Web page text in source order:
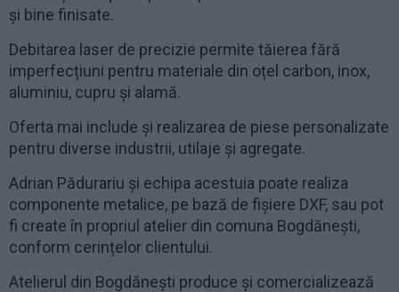
și bine finisate.
Debitarea laser de precizie permite tăierea fără
imperfecțiuni pentru materiale din oțel carbon, inox,
aluminiu, cupru și alamă.
Oferta mai include și realizarea de piese personalizate
pentru diverse industrii, utilaje și agregate.
Adrian Pădurariu și echipa acestuia poate realiza
componente metalice, pe bază de fișiere DXF, sau pot
fi create în propriul atelier din comuna Bogdănești,
conform cerințelor clientului.
Atelierul din Bogdănești produce și comercializează